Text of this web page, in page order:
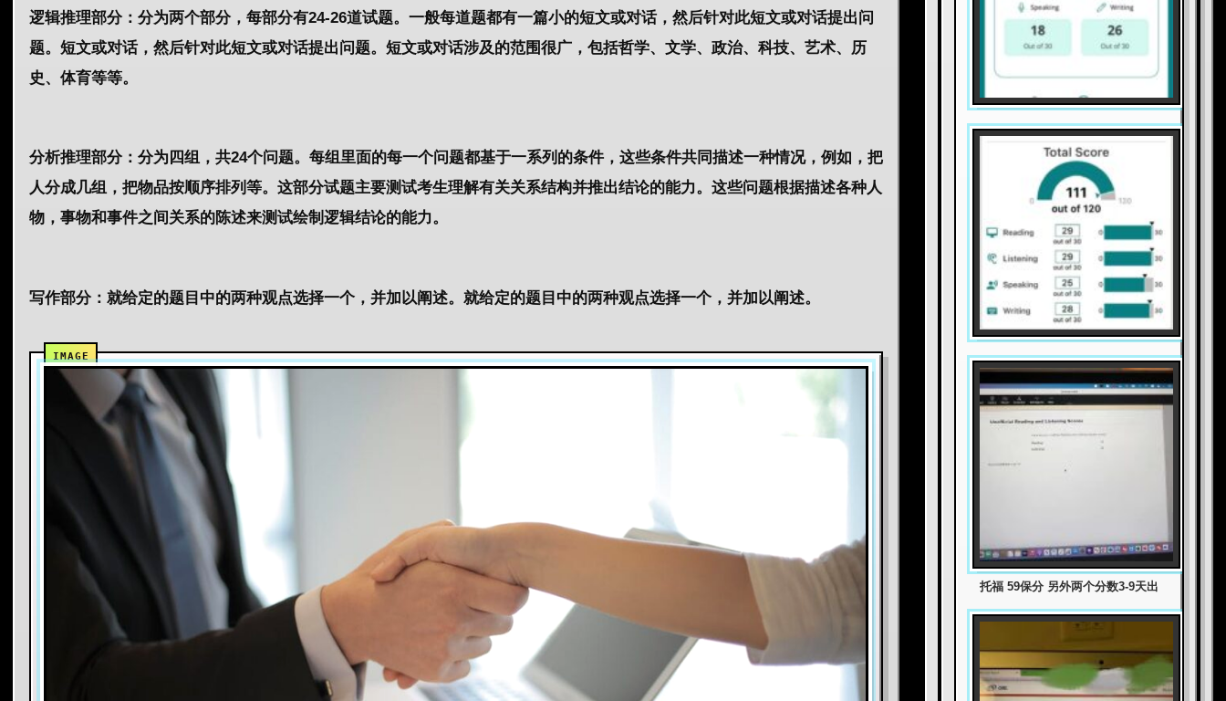
逻辑推理部分：分为两个部分，每部分有24-26道试题。一般每道题都有一篇小的短文或对话，然后针对此短文或对话提出问
题。短文或对话，然后针对此短文或对话提出问题。短文或对话涉及的范围很广，包括哲学、文学、政治、科技、艺术、历
史、体育等等。
分析推理部分：分为四组，共24个问题。每组里面的每一个问题都基于一系列的条件，这些条件共同描述一种情况，例如，把
人分成几组，把物品按顺序排列等。这部分试题主要测试考生理解有关关系结构并推出结论的能力。这些问题根据描述各种人
物，事物和事件之间关系的陈述来测试绘制逻辑结论的能力。
写作部分：就给定的题目中的两种观点选择一个，并加以阐述。就给定的题目中的两种观点选择一个，并加以阐述。
托福 59保分 另外两个分数3-9天出